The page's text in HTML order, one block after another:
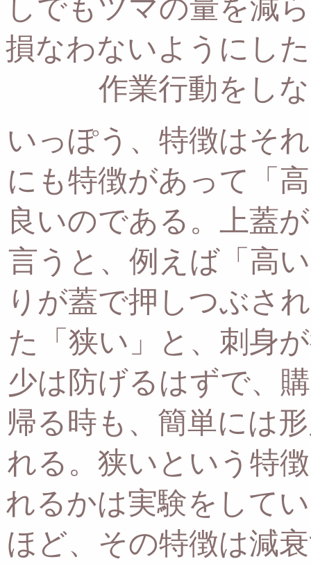
しでもツマの量を減
損なわないようにし
作業行動をし
いっぽう、特徴はそ
にも特徴があって「
良いのである。
上蓋
言うと、 例えば「高
りが蓋で押しつぶさ
た「狭い」と、刺身
少は防げるはずで、
帰る時も、簡単には
れる。 狭いという特
れるかは実験をして
ほど、その特徴は減